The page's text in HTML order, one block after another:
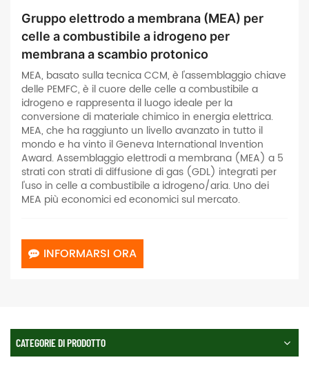
Gruppo elettrodo a membrana (MEA) per
celle a combustibile a idrogeno per
membrana a scambio protonico
MEA, basato sulla tecnica CCM, è l'assemblaggio chiave
delle PEMFC, è il cuore delle celle a combustibile a
idrogeno e rappresenta il luogo ideale per la
conversione di materiale chimico in energia elettrica.
MEA, che ha raggiunto un livello avanzato in tutto il
mondo e ha vinto il Geneva International Invention
Award. Assemblaggio elettrodi a membrana (MEA) a 5
strati con strati di diffusione di gas (GDL) integrati per
l'uso in celle a combustibile a idrogeno/aria. Uno dei
MEA più economici ed economici sul mercato.
INFORMARSI ORA
CATEGORIE DI PRODOTTO